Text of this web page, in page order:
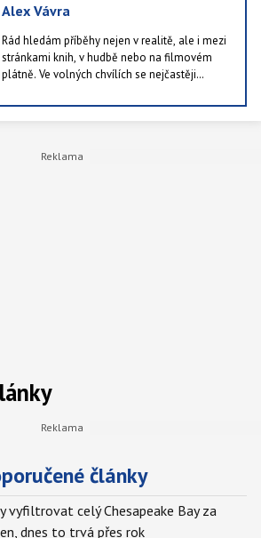
Alex Vávra
Rád hledám příběhy nejen v realitě, ale i mezi
stránkami knih, v hudbě nebo na filmovém
plátně. Ve volných chvílích se nejčastěji
herní zážitek, nejraději sahám po
simulátorech.
články
vyfiltrovat celý Chesapeake Bay za
dnes to trvá přes rok